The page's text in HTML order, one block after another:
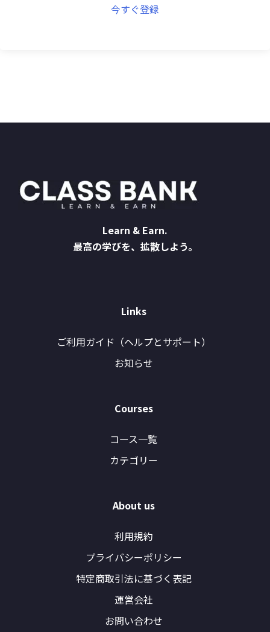
今すぐ登録
Learn & Earn.
最高の学びを、拡散しよう。
Links
ご利用ガイド（ヘルプとサポート）
お知らせ
Courses
コース一覧
カテゴリー
About us
利用規約
プライバシーポリシー
特定商取引法に基づく表記
運営会社
お問い合わせ